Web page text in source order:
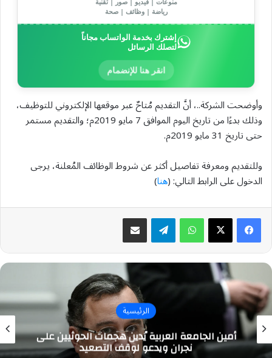
رياضة | وظائف | صحة
إشترك بخدمة الواتساب مجاناً
لتصلك الرسائل
انقر هنا للإنضمام
وأوضحت الشركة..، أنَّ التقديم مُتاحٌ عبر موقعها الإلكتروني للتوظيف،
وذلك بدءًا من تاريخ اليوم الموافق 7 مايو 2019م؛ والتقديم مستمر
حتى تاريخ 31 مايو 2019م.
وللتقديم ومعرفة تفاصيل أكثر عن شروط الوظائف المُعلنة، يرجى
الدخول على الرابط التالي: (هنا)
واتسابتيلقرام مشاركة عبر البريد
الرئيسية
أمين الجامعة العربية يُدين هجمات الحوثيين على
نجران ويدعو لوقف التصعيد